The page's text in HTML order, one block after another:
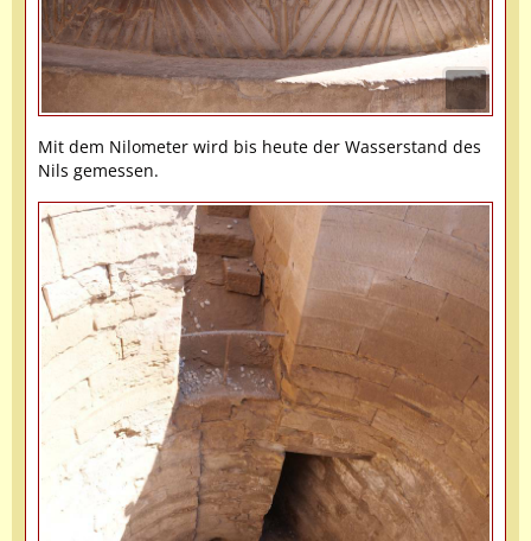
Mit dem Nilometer wird bis heute der Wasserstand des
Nils gemessen.